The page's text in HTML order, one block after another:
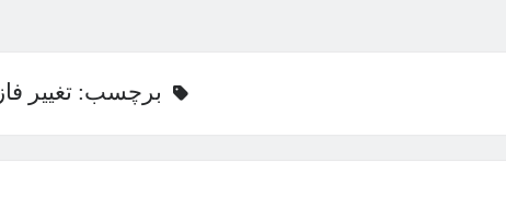
برچسب: تغییر فاز